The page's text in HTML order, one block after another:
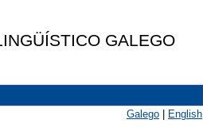
GALEGO
Galego
English